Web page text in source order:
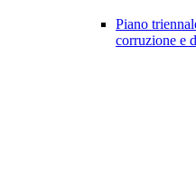
Piano
corruzione e